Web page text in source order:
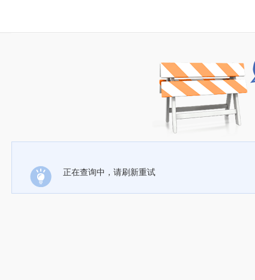
正在查询中，请刷新重试